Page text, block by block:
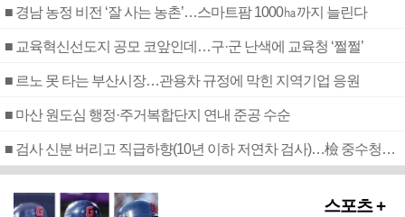
■ 경남 농정 비전 ‘잘 사는 농촌’…스마트팜 1000㏊까지 늘린다
■ 교육혁신선도지 공모 코앞인데…구·군 난색에 교육청 ‘쩔쩔’
■ 르노 못 타는 부산시장…관용차 규정에 막힌 지역기업 응원
■ 마산 원도심 행정·주거복합단지 연내 준공 수순
■ 검사 신분 버리고 직급하향(10년 이하 저연차 검사)…檢 중수청행 기피
스포츠 +